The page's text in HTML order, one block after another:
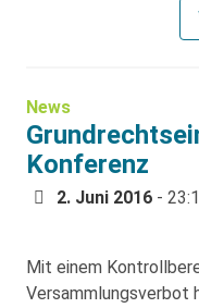
News
Konferenz
2. Juni 2016 -
Mit einem
Versammlungsverbot